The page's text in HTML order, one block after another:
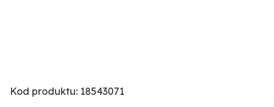
Kod produktu: 18543071